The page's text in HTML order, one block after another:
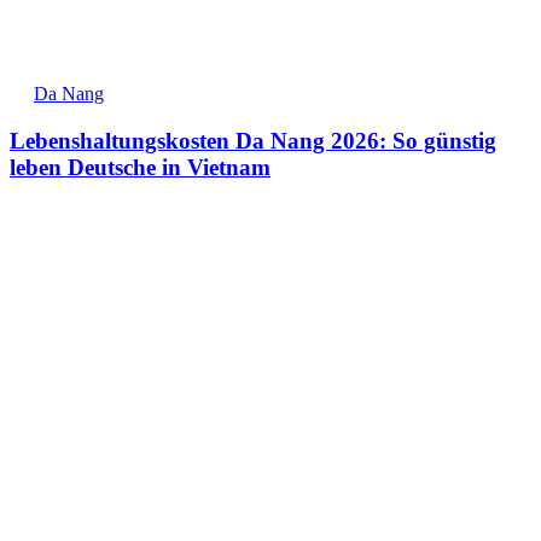
Da Nang
Lebenshaltungskosten Da Nang 2026: So günstig
leben Deutsche in Vietnam